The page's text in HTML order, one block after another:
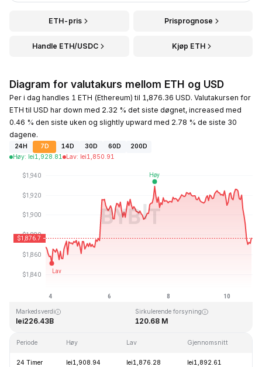
ETH-pris Prisprognose
Handle ETH/USDC Kjøp ETH
Diagram for valutakurs mellom ETH og USD
Per i dag handles 1 ETH (Ethereum) til 1,876.36 USD. Valutakursen for
ETH til USD har down med 2.32 % det siste døgnet, increased med
0.46 % den siste uken og slightly upward med 2.78 % de siste 30
dagene.
24H 7D 14D 30D 60D
200D
Høy: lei1,928.81 Lav: lei1,850.91
Sist oppdatert: 2026-08-10, 19:45 GMT+0
lei4,946.05 lei0.432979
Markedsverdi
lei226.43B
Sirkulerende forsyning
120.68 M
Periode Høy Lav Gjennomsnitt
24 Timer lei1,908.94 lei1,876.28 lei1,892.61